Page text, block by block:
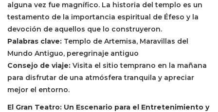
alguna vez fue magnífico. La historia del templo es un
testamento de la importancia espiritual de Éfeso y la
devoción de aquellos que lo construyeron.
Palabras clave: Templo de Artemisa, Maravillas del
Mundo Antiguo, peregrinaje antiguo
Consejo de viaje: Visita el sitio temprano en la mañana
para disfrutar de una atmósfera tranquila y apreciar
mejor el entorno.
El Gran Teatro: Un Escenario para el Entretenimiento y